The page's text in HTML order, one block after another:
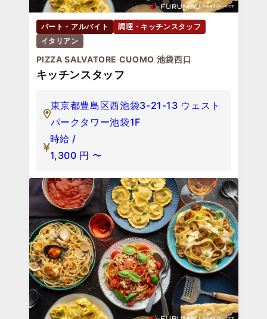
パート・アルバイト
調理・キッチンスタッフ
イタリアン
PIZZA SALVATORE CUOMO 池袋西口
キッチンスタッフ
東京都豊島区西池袋3-21-13 ウェスト
パークタワー池袋1F
時給 /
1,300 円 〜